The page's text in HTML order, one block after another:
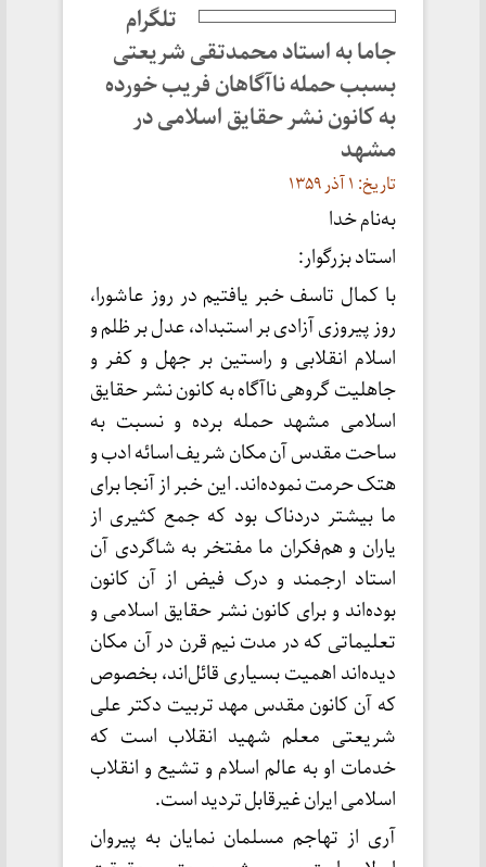
تلگرام
جاما به استاد محمدتقی شریعتی
بسبب حمله ناآگاهان فریب خورده
به کانون نشر حقایق اسلامی در
مشهد
تاریخ: ۱ آذر ۱۳۵۹
به‌نام خدا
استاد بزرگوار:
با کمال تاسف خبر یافتیم در روز عاشورا،
روز پیروزی آزادی بر استبداد، عدل بر ظلم و
اسلام انقلابی و راستین بر جهل و کفر و
جاهلیت گروهی ناآگاه به کانون نشر حقایق
اسلامی مشهد حمله برده و نسبت به
ساحت مقدس آن مکان شریف اسائه ادب و
هتک حرمت نموده‌اند. این خبر از آنجا برای
ما بیشتر دردناک بود که جمع کثیری از
یاران و هم‌فکران ما مفتخر به شاگردی آن
استاد ارجمند و درک فیض از آن کانون
بوده‌اند و برای کانون نشر حقایق اسلامی و
تعلیماتی که در مدت نیم قرن در آن مکان
دیده‌اند اهمیت بسیاری قائل‌اند، بخصوص
که آن کانون مقدس مهد تربیت دکتر علی
شریعتی معلم شهید انقلاب است که
خدمات او به عالم اسلام و تشیع و انقلاب
اسلامی ایران غیرقابل تردید است.
آری از تهاجم مسلمان نمایان به پیروان